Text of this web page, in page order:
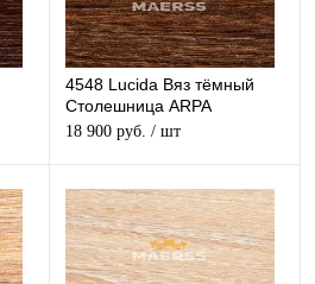
4548 Lucida Вяз тёмный
Столешница ARPA
глянцевая
18 900 руб. / шт